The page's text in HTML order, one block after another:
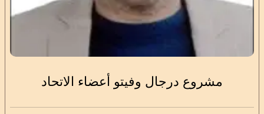
مشروع درجال وفيتو أعضاء الاتحاد